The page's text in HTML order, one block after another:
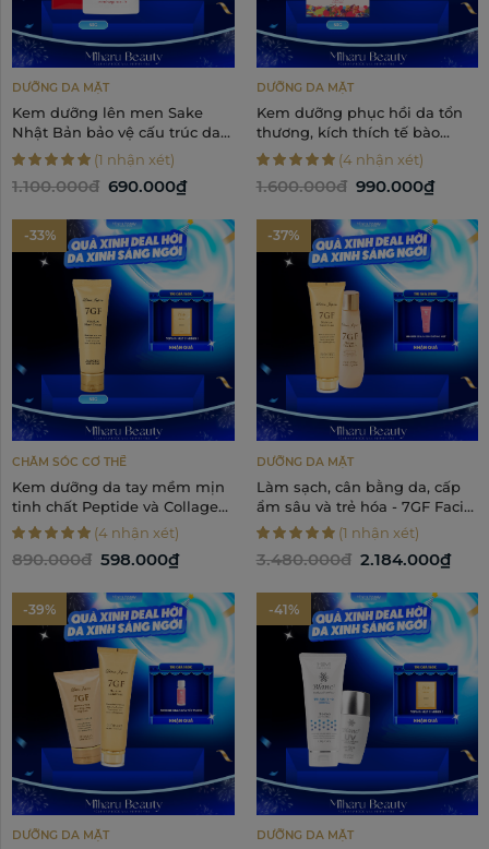
DƯỠNG DA MẶT
Kem dưỡng lên men Sake
Nhật Bản bảo vệ cấu trúc da -
Motemote Marilyn
Extracharge Morelift Cream
50g
(1 nhận xét)
1.100.000đ 690.000₫
DƯỠNG DA MẶT
Kem dưỡng phục hồi da tổn
thương, kích thích tế bào
mầm - Lilica Sweet Serum
Silky Face Cream 50g
(4 nhận xét)
1.600.000đ 990.000₫
-33%
CHĂM SÓC CƠ THỂ
Kem dưỡng da tay mềm mịn
tinh chất Peptide và Collagen
- 7GF Moisture Hand Cream
50g
(4 nhận xét)
890.000đ 598.000₫
-37%
DƯỠNG DA MẶT
Làm sạch, cân bằng da, cấp
ẩm sâu và trẻ hóa - 7GF Facial
Foam, Face Lotion(1 nhận xét)
3.480.000đ 2.184.000₫
-39%
DƯỠNG DA MẶT
-41%
DƯỠNG DA MẶT